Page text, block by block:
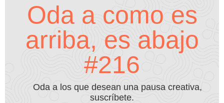
Oda a como es
arriba, es abajo
#216
Oda a los que desean una pausa creativa,
suscríbete.